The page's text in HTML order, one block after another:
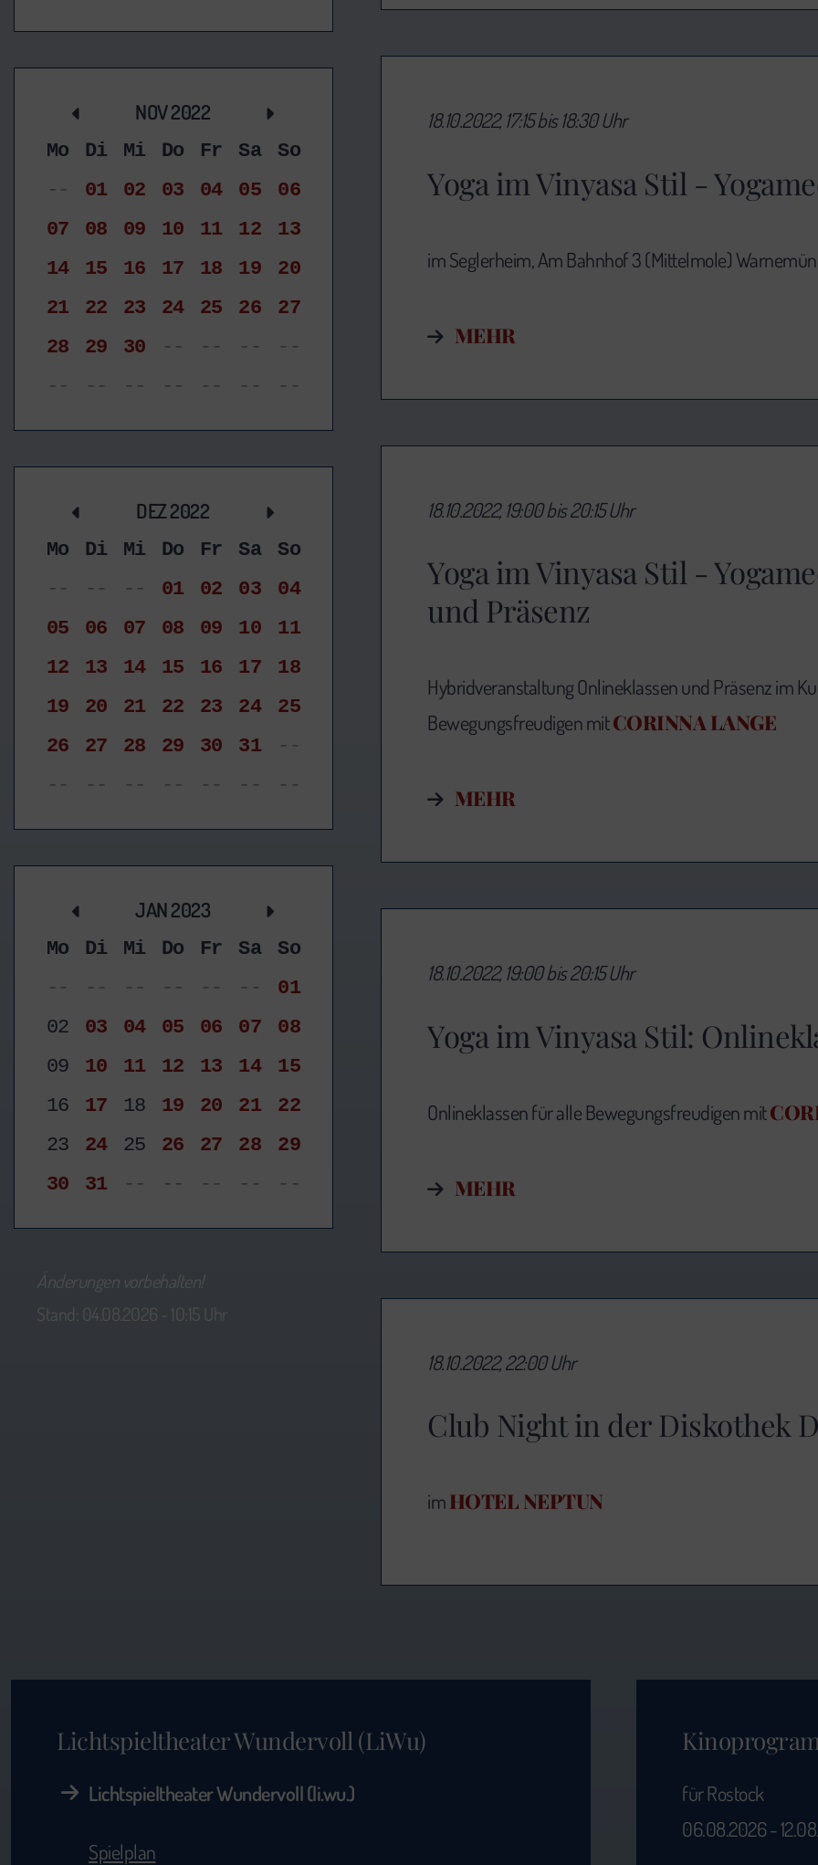
NOV 2022
Mo Di Mi Do Fr Sa
So
--
01 02 03 04 05
06
07
08 09 10 11 12
13
14
15 16 17 18 19
20
21
22 23 24 25 26
27
28
29 30 -- -- --
--
--
-- -- -- -- -- --
DEZ 2022
Mo Di Mi Do Fr Sa
So
--
-- -- 01 02 03
04
05
06 07 08 09 10
11
12
13 14 15 16 17
18
19
20 21 22 23 24
25
26
27 28 29 30 31
--
--
-- -- -- -- -- --
JAN 2023
Mo Di Mi Do Fr Sa
So
--
-- -- -- -- --
01
02
03 04 05 06 07
08
09
10 11 12 13 14
15
16
17 18 19 20 21
22
23
24 25 26 27 28
29
30
31 -- -- -- -- --
Änderungen vorbehalten!
Stand: 04.08.2026 - 10:15 Uhr
Yoga im Vinyasa Stil -
18.10.2022, 17:15 bis 18:30 Uhr
im Seglerheim, Am Bahnhof 3 (Mittelmole)
MEHR
Yoga im Vinyasa Stil -
und Präsenz
18.10.2022, 19:00 bis 20:15 Uhr
Hybridveranstaltung Onlineklassen und Präsenz im
Bewegungsfreudigen mitCORINNA LANGE
MEHR
Yoga im Vinyasa Stil:
18.10.2022, 19:00 bis 20:15 Uhr
Onlineklassen für alle Bewegungsfreudigen mit
MEHR
Club Night in der Diskothek
18.10.2022, 22:00 Uhr
imHOTEL NEPTUN
Lichtspieltheater Wundervoll (LiWu)
Lichtspieltheater Wundervoll (li.wu.)
Spielplan
für Rostock
06.08.2026 -